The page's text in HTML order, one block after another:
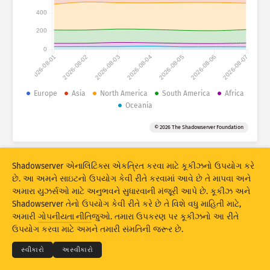
હુમલાના સ્ટેટિસ્ટિક્સ: ઉપકરણો
ડેટા સેટ
લિમિટ
અદ્યતન રીસેટ
PNG તરીકે ડાઉનલોડ કરો
2026-08-01 2026-08-02 2026-08-03 2026-08-04 2026-08-05 2026-08-06 2026-08-07
0
200
400
Europe Asia North America South America
Africa
Oceania
© 2026 The Shadowserver Foundation
© 2026THE SHADOWSERVER FOUNDATION
ગોપનીયતા અને શરતો
અમારો સંપર્ક કરો ક્રેડિટ્સ
Shadowserver એનાલિટિક્સ એકત્રિત કરવા માટે કૂકીઝનો ઉપયોગ કરે
છે. આ અમને સાઇટનો ઉપયોગ કેવી રીતે કરવામાં આવે છે તે માપવા અને
અમારા યુઝર્સઓ માટે અનુભવને સુધારવાની મંજૂરી આપે છે. કૂકીઝ અને
Shadowserver તેનો ઉપયોગ કેવી રીતે કરે છે તે વિશે વધુ માહિતી માટે,
અમારી ગોપનીયતા નીતિજુઓ. તમારા ઉપકરણ પર કૂકીઝનો આ રીતે
ઉપયોગ કરવા માટે અમને તમારી સંમતિની જરૂર છે.
સ્વીકારો અસ્વીકારો